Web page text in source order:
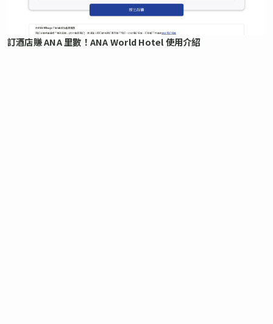
訂酒店賺 ANA 里數！ANA World Hotel 使用介紹